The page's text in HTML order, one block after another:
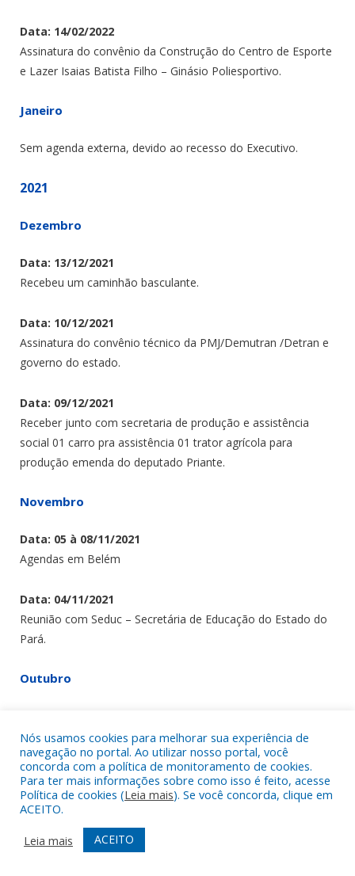
Data: 14/02/2022
Assinatura do convênio da Construção do Centro de Esporte
e Lazer Isaias Batista Filho – Ginásio Poliesportivo.
Janeiro
Sem agenda externa, devido ao recesso do Executivo.
2021
Dezembro
Data: 13/12/2021
Recebeu um caminhão basculante.
Data: 10/12/2021
Assinatura do convênio técnico da PMJ/Demutran /Detran e
governo do estado.
Data: 09/12/2021
Receber junto com secretaria de produção e assistência
social 01 carro pra assistência 01 trator agrícola para
produção emenda do deputado Priante.
Novembro
Data: 05 à 08/11/2021
Agendas em Belém
Data: 04/11/2021
Reunião com Seduc – Secretária de Educação do Estado do
Pará.
Outubro
Setembro
Data: 21/09/2021
Horário: 17h45min
Local: Palácio do Governo do Estado do Pará.
Audiência: Assinatura da Ordem de Serviço Reforma da
Nós usamos cookies para melhorar sua experiência de
navegação no portal. Ao utilizar nosso portal, você
concorda com a política de monitoramento de cookies.
Para ter mais informações sobre como isso é feito, acesse
Política de cookies (Leia mais). Se você concorda, clique em
ACEITO.
Leia mais
ACEITO